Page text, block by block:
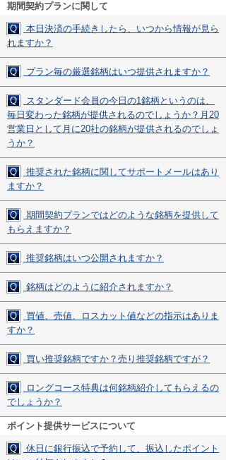
期間契約プランに関して
Q
本日決済の手続きしたら、いつから情報が見ら
れますか？
Q プラン毎の厳選銘柄はいつ提供されますか？
Q
スタンダード会員の今日の1銘柄というのは、
毎日変わった銘柄が提供されるのでしょうか？月20
営業日として月に20社の銘柄が提供されるのでしょ
うか？
Q
推奨された銘柄に関してサポートメールはあり
ますか？
Q
期間契約プランではどのような銘柄を提供して
もらえますか？
Q 推奨銘柄はいつ公開されますか？
Q 銘柄はどのように紹介されますか？
Q
買値、売値、ロスカット値などの指示はありま
すか？
Q 買い推奨銘柄ですか？売り推奨銘柄ですが？
Q
ロングコース特典は何銘柄紹介してもらえるの
でしょうか？
ポイント提供サービスについて
Q
休日に銀行振込で予約して、振込したポイント